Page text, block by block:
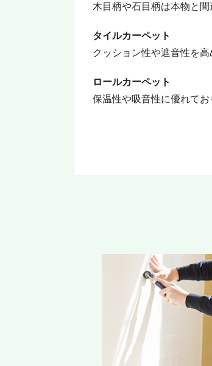
木目柄や石目柄は本物と
タイルカーペット
クッション性や遮音性を
ロールカーペット
保温性や吸音性に優れて